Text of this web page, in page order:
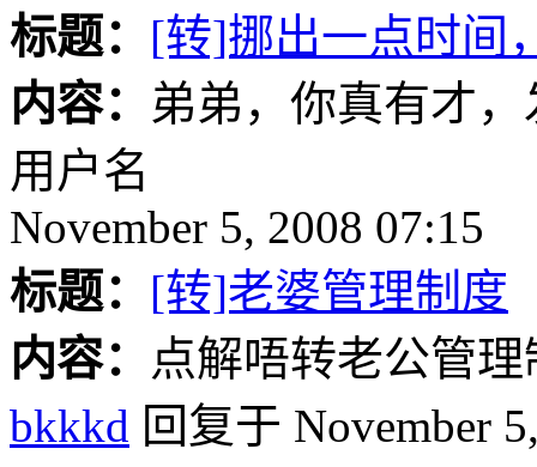
标题： [转]挪出一点时间
内容： 弟弟，你真有才
用户名
November 5, 2008 07:15
标题： [转]老婆管理制度
内容： 点解唔转老公管
bkkkd 回复于 November